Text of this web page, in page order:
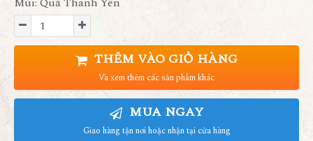
THÊM VÀO GIỎ HÀNG
Và xem thêm các sản phẩm khác
MUA NGAY
Giao hàng tận nơi hoặc nhận tại cửa hàng